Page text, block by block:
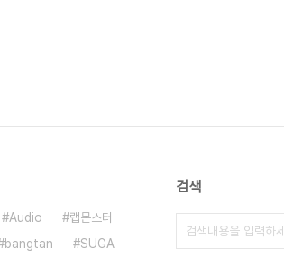
Audio
랩몬스터
bangtan SUGA
검색